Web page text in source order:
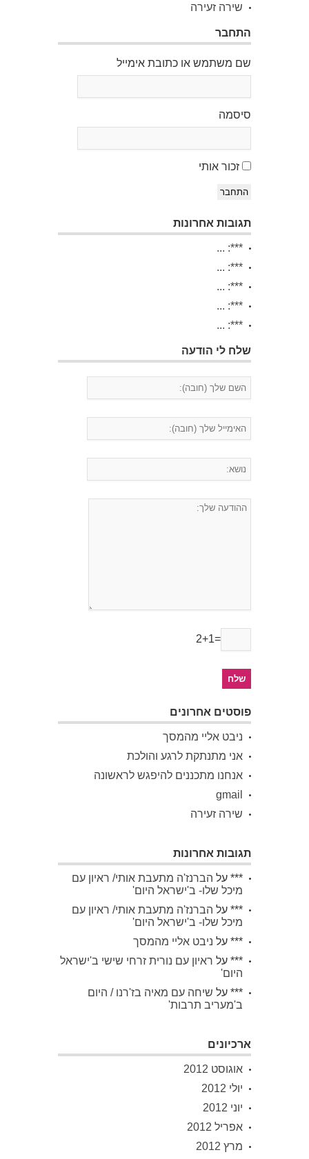
שירה זעירה
התחבר
שם משתמש או כתובת אימייל
סיסמה
זכור אותי
התחבר
תגובות אחרונות
***: ...
***: ...
***: ...
***: ...
***: ...
שלח לי הודעה
2+1=
פוסטים אחרונים
ניבט אליי מהמסך
אני מתנתקת לרגע והולכת
אנחנו מתכננים להיפגש לראשונה
gmail
שירה זעירה
תגובות אחרונות
*** על הברנז'ה מתעבת אותי/ ראיון עם
מיכל שלו- ב'ישראל היום'
*** על הברנז'ה מתעבת אותי/ ראיון עם
מיכל שלו- ב'ישראל היום'
*** על ניבט אליי מהמסך
*** על ראיון עם נורית זרחי שישי ב'ישראל
היום'
*** על שיחה עם מאיה בז'רנו / היום
ב'מעריב תרבות'
ארכיונים
אוגוסט 2012
יולי 2012
יוני 2012
אפריל 2012
מרץ 2012